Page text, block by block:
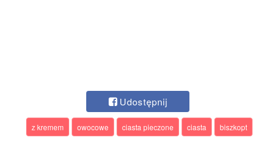
Udostępnij
z kremem owocowe ciasta pieczone ciasta biszkopt